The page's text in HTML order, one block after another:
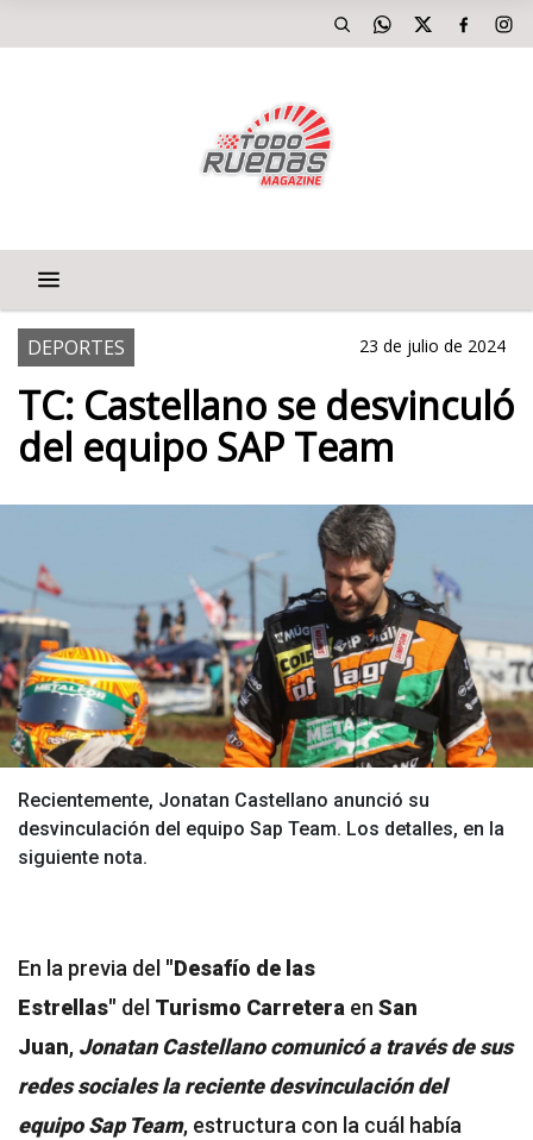
DEPORTES 23 de julio de 2024
TC: Castellano se desvinculó
del equipo SAP Team
Recientemente, Jonatan Castellano anunció su
desvinculación del equipo Sap Team. Los detalles, en la
siguiente nota.
En la previa del "Desafío de las
Estrellas" del Turismo Carretera en San
Juan, Jonatan Castellano comunicó a través de sus
redes sociales la reciente desvinculación del
equipo Sap Team, estructura con la cuál había